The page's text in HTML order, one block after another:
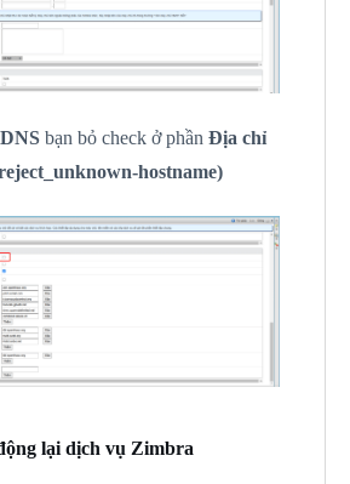
bạn bỏ check ở phần Địa chỉ
hostname)
lại dịch vụ Zimbra